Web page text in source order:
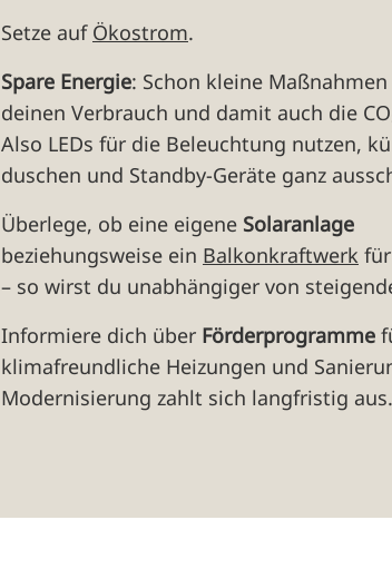
Setze auf Ökostrom.
Spare Energie: Schon kleine
deinen Verbrauch und damit auch die
Also LEDs für die Beleuchtung nutzen,
duschen und Standby-Geräte ganz
Überlege, ob eine eigene Solaranlage
beziehungsweise ein Balkonkraftwerk
– so wirst du unabhängiger von
Informiere dich über Förderprogramme
klimafreundliche Heizungen und
Modernisierung zahlt sich langfristig aus.